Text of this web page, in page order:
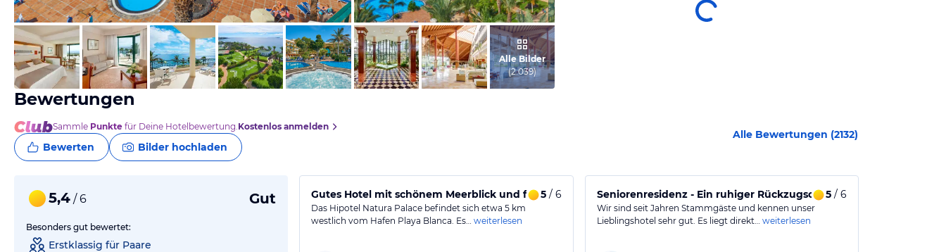
vom Hotelier, Oktober 2015 vom Hotelier, Oktober 2015
Alle Bilder
(2.039)
Bewertungen
Sammle Punkte für Deine Hotelbewertung.Kostenlos anmelden
Bewerten Bilder hochladen
Alle Bewertungen (2132)
5,4 / 6 Gut
Besonders gut bewertet:
Erstklassig für Paare
Gutes Hotel mit schönem Meerblick und freundlichem Service
5/ 6
Das Hipotel Natura Palace befindet sich etwa 5 km
westlich vom Hafen Playa Blanca. Es… weiterlesen
Seniorenresidenz - Ein ruhiger Rückzugsort für entspannte Tage
5/ 6
Wir sind seit Jahren Stammgäste und kennen unser
Lieblingshotel sehr gut. Es liegt direkt… weiterlesen